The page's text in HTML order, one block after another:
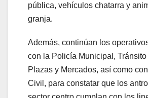
pública, vehículos chatarra y
granja.
Además, continúan los
con la Policía Municipal,
Plazas y Mercados, así como
Civil, para constatar que los